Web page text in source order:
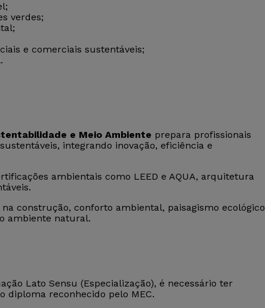
verdes;
e comerciais sustentáveis;
e Meio Ambiente prepara profissionais
integrando inovação, eficiência e
ambientais como LEED e AQUA, arquitetura
construção, conforto ambiental, paisagismo ecológico
ambiente natural.
Lato Sensu (Especialização), é necessário ter
reconhecido pelo MEC.